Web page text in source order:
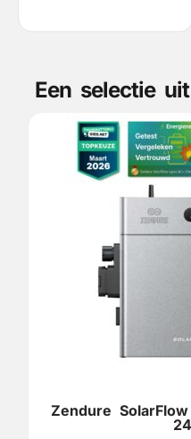
Een selectie
Zendure